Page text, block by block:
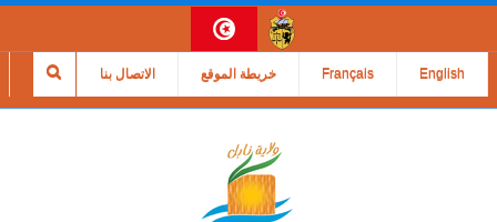
الاتصال بنا خريطة الموقع Français English